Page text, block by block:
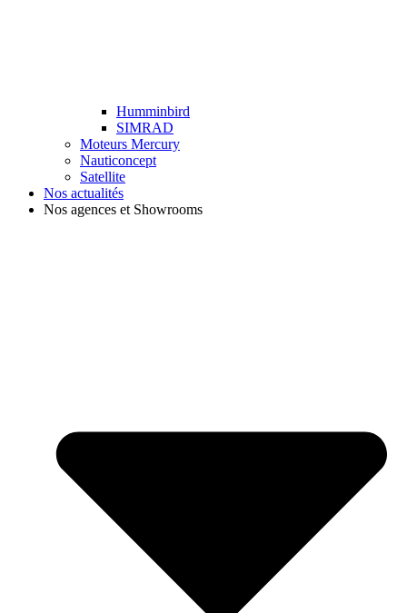
Humminbird
SIMRAD
Moteurs Mercury
Nauticoncept
Satellite
Nos actualités
Nos agences et Showrooms